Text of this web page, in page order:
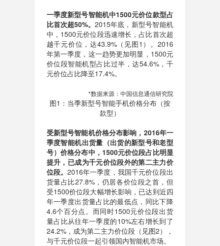
一季度新型号智能机中1500元价位款型占
比首次超50%。 2015年底，新型号智能机
中，1500元价位段迅速增长，占比首次超
越千元价位，达43.9%（见图1）。2016
年第一季度，这一趋势更加明显，1500元
价位段智能机型占比过半，达54.6%，千
元价位占比降至17.4%。
*数据来源：中国信息通信研究院
图1：当季新型号智能手机价格分布（按
款型）
受新型号智能机价格分布影响，2016年一
季度智能机出货量（出货的新型号和老型
号）价格分布中，1500元价位段占比明显
提升，已成为千元价位段外的第二主力价
位段。 2016年一季度，我国千元价位段出
货量占比27.8%，仍居各价位段之首，但
受1500价位段大幅增长影响，已达到近四
年一季度出货量占比的最低点，同比下降
4.6个百分点。而同时1500元价位段出货
量占比从往年一季度的10%左右增长到了
24.2%，成为第二主力价位段（见图2），
与千元价位段一起引领国内智能机市场。